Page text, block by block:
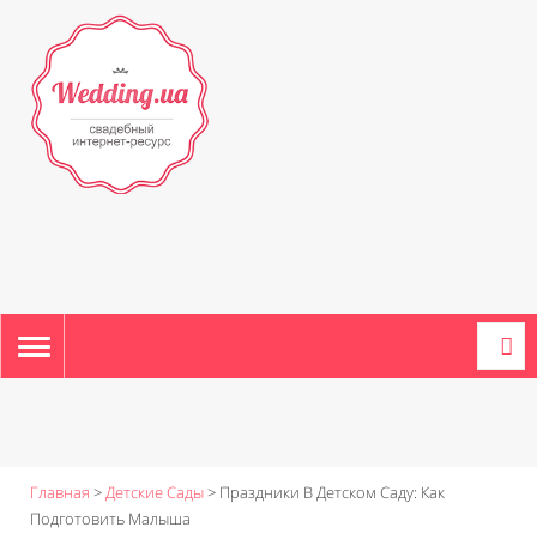
TOGGLE
NAVIGATION
Главная >Детские Сады> Праздники В Детском Саду: Как
Подготовить Малыша